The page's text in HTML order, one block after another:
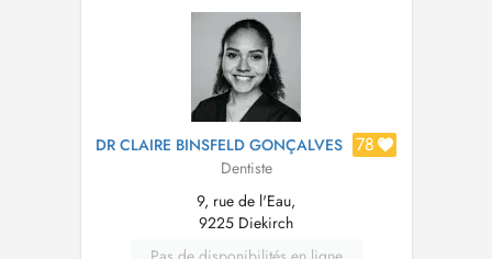
Détartrages / ...
DR CLAIRE BINSFELD GONÇALVES 78
Dentiste
9, rue de l'Eau,
9225 Diekirch